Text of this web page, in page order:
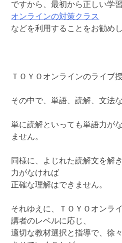
ですから、最初から正しい学
オンラインの対策クラス
などを利用することをお勧めし
ＴＯＹＯオンラインのライブ
その中で、単語、読解、文法
単に読解といっても単語力が
ません。
同様に、よじれた読解文を解
力がなければ
正確な理解はできません。
それゆえに、ＴＯＹＯオンラ
講者のレベルに応じ、
適切な教材選択と指導で、徐